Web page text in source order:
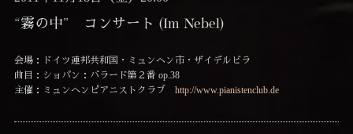
“霧の中” コンサート (Im Nebel)
会場：ドイツ連邦共和国・ミュンヘン市・ザイデルビラ
曲目：ショパン：バラード第２番 op.38
主催：ミュンヘンピアニストクラブ http://www.pianistenclub.de